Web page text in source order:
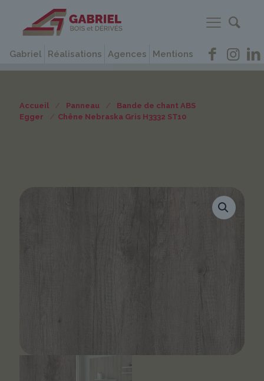
Gabriel Réalisations Agences Mentions
Accueil / Panneau /
Bande de chant ABS
Egger
/ Chêne Nebraska Gris H3332 ST10